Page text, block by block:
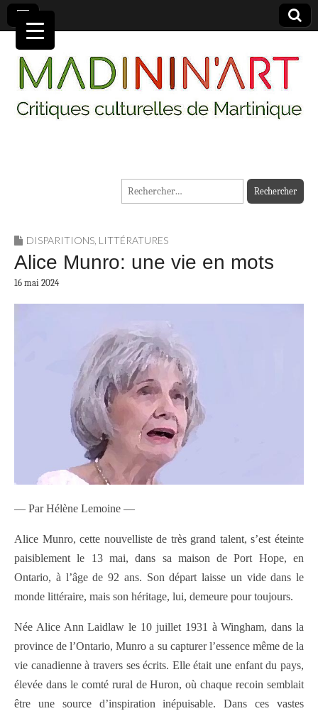
MADININ'ART
Rechercher :
DISPARITIONS, LITTÉRATURES
Alice Munro: une vie en mots
16 mai 2024
— Par Hélène Lemoine —
Alice Munro, cette nouvelliste de très grand talent, s’est éteinte
paisiblement le 13 mai, dans sa maison de Port Hope, en
Ontario, à l’âge de 92 ans. Son départ laisse un vide dans le
monde littéraire, mais son héritage, lui, demeure pour toujours.
Née Alice Ann Laidlaw le 10 juillet 1931 à Wingham, dans la
province de l’Ontario, Munro a su capturer l’essence même de la
vie canadienne à travers ses écrits. Elle était une enfant du pays,
élevée dans le comté rural de Huron, où chaque recoin semblait
être une source d’inspiration inépuisable. Dans ces vastes